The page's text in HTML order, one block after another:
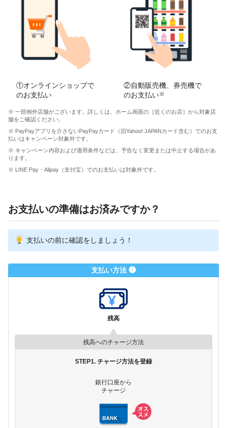
①オンラインショップで
のお支払い
②自動販売機、券売機で
のお支払い※
※ 一部例外店舗がございます。詳しくは、ホーム画面の［近くのお店］から対象店
舗をご確認ください。
※ PayPayアプリを介さないPayPayカード（旧Yahoo! JAPANカード含む）でのお支
払いはキャンペーン対象外です。
※ キャンペーン内容および適用条件などは、予告なく変更または中止する場合があ
ります。
※ LINE Pay・Alipay（支付宝）でのお支払いは対象外です。
お支払いの準備はお済みですか？
支払いの前に確認をしましょう！
支払い方法 ❶
残高
残高へのチャージ方法
STEP1. チャージ方法を登録
銀行口座から
チャージ